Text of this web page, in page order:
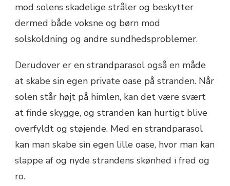
mod solens skadelige stråler og beskytter
dermed både voksne og børn mod
solskoldning og andre sundhedsproblemer.
Derudover er en strandparasol også en måde
at skabe sin egen private oase på stranden. Når
solen står højt på himlen, kan det være svært
at finde skygge, og stranden kan hurtigt blive
overfyldt og støjende. Med en strandparasol
kan man skabe sin egen lille oase, hvor man kan
slappe af og nyde strandens skønhed i fred og
ro.